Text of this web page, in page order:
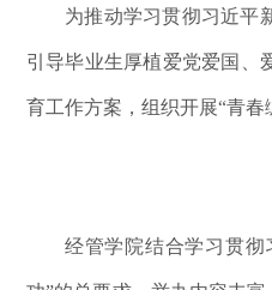
为推动学习贯彻习近平
引导毕业生厚植爱党爱国
育工作方案， 组织开展“青春
经管学院结合学习贯